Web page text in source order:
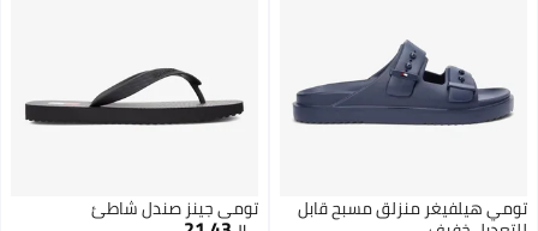
تومي هيلفيغر منزلق مسبح قابل تومي جينز صندل شاطئ